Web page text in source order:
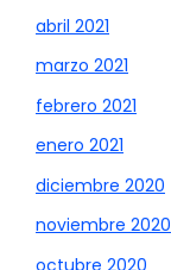
abril 2021
marzo 2021
febrero 2021
enero 2021
diciembre 2020
noviembre 2020
octubre 2020